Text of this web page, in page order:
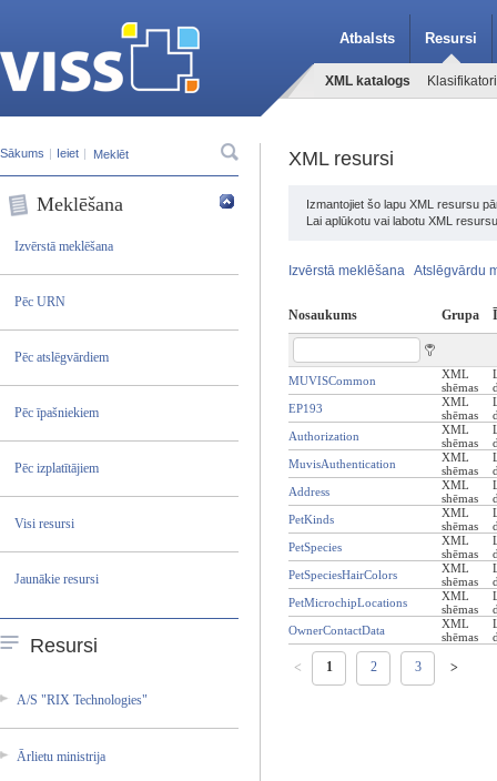
Atbalsts Resursi
XML katalogs Klasifikatori
Sākums | Ieiet |
Meklēšana
Izvērstā meklēšana
Pēc URN
Pēc atslēgvārdiem
Pēc īpašniekiem
Pēc izplatītājiem
Visi resursi
Jaunākie resursi
Resursi
A/S "RIX Technol­ogies"
Ārlietu ministr­ija
XML resursi
Izmantojiet šo lapu XML resursu
Lai aplūkotu vai labotu XML
Izvērstā meklēšana Atslēgvārdu
Nosaukums Grupa
MUVISCommon
XML
shēmas
EP193
XML
shēmas
Authorization
XML
shēmas
MuvisAuthentication
XML
shēmas
Address
XML
shēmas
PetKinds
XML
shēmas
PetSpecies
XML
shēmas
PetSpeciesHairColors
XML
shēmas
PetMicrochipLocations
XML
shēmas
OwnerContactData
XML
shēmas
< 1 2 3 >